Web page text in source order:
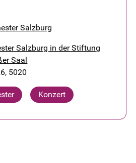
Salzburg
Salzburg in der Stiftung
Saal
5020
Konzert